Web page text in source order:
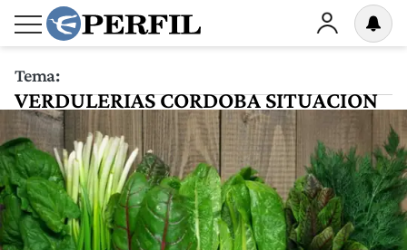
Tema:
VERDULERIAS CORDOBA SITUACION